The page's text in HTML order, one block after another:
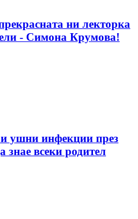
ни лекторка
- Симона Крумова!
ушни инфекции през
знае всеки родител